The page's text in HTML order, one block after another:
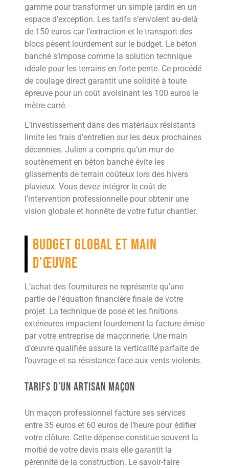
gamme pour transformer un simple jardin en un
espace d’exception. Les tarifs s’envolent au-delà
de 150 euros car l’extraction et le transport des
blocs pèsent lourdement sur le budget. Le béton
banché s’impose comme la solution technique
idéale pour les terrains en forte pente. Ce procédé
de coulage direct garantit une solidité à toute
épreuve pour un coût avoisinant les 100 euros le
mètre carré.
L’investissement dans des matériaux résistants
limite les frais d’entretien sur les deux prochaines
décennies. Julien a compris qu’un mur de
soutènement en béton banché évite les
glissements de terrain coûteux lors des hivers
pluvieux. Vous devez intégrer le coût de
l’intervention professionnelle pour obtenir une
vision globale et honnête de votre futur chantier.
Budget global et main
d’œuvre
L’achat des fournitures ne représente qu’une
partie de l’équation financière finale de votre
projet. La technique de pose et les finitions
extérieures impactent lourdement la facture émise
par votre entreprise de maçonnerie. Une main
d’œuvre qualifiée assure la verticalité parfaite de
l’ouvrage et sa résistance face aux vents violents.
Tarifs d’un artisan maçon
Un maçon professionnel facture ses services
entre 35 euros et 60 euros de l’heure pour édifier
votre clôture. Cette dépense constitue souvent la
moitié de votre devis mais elle garantit la
pérennité de la construction. Le savoir-faire